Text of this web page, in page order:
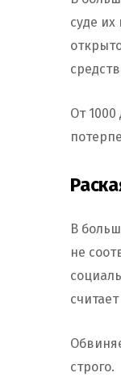
суде
От
В
не
строго.